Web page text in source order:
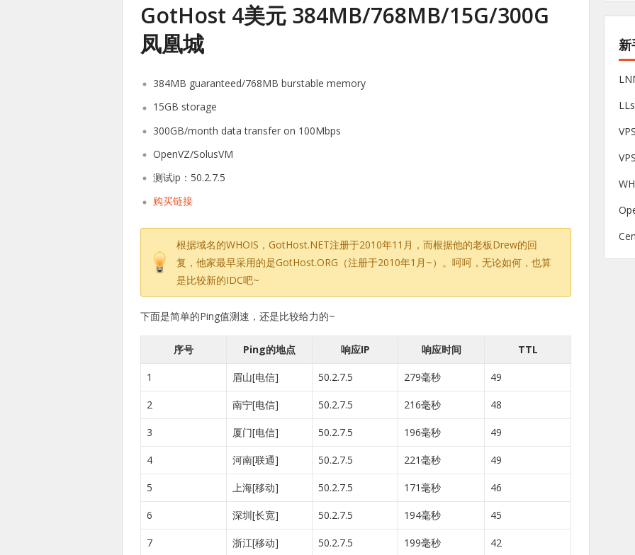
GotHost 4美元 384MB/768MB/15G/300G
凤凰城
384MB guaranteed/768MB burstable memory
15GB storage
300GB/month data transfer on 100Mbps
OpenVZ/SolusVM
测试ip：50.2.7.5
购买链接
根据域名的WHOIS，GotHost.NET注册于2010年11月，而根据他的老板Drew的回
复，他家最早采用的是GotHost.ORG（注册于2010年1月~）。呵呵，无论如何，也算
是比较新的IDC吧~
下面是简单的Ping值测速，还是比较给力的~
序号 Ping的地点 响应IP 响应时间 TTL
1 眉山[电信] 50.2.7.5 279毫秒 49
2 南宁[电信] 50.2.7.5 216毫秒 48
3 厦门[电信] 50.2.7.5 196毫秒 49
4 河南[联通] 50.2.7.5 221毫秒 49
5 上海[移动] 50.2.7.5 171毫秒 46
6 深圳[长宽] 50.2.7.5 194毫秒 45
7 浙江[移动] 50.2.7.5 199毫秒 42
新